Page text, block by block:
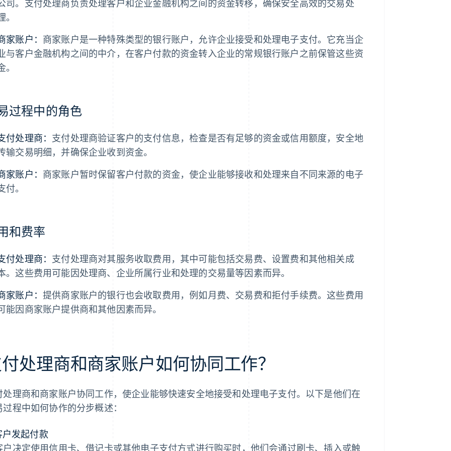
司。支付处理商负责处理客户和企业金融机构之间的资金转移，确保安全高效的交易处
。
家账户： 商家账户是一种特殊类型的银行账户，允许企业接受和处理电子支付。它充当企
与客户金融机构之间的中介，在客户付款的资金转入企业的常规银行账户之前保管这些资
。
过程中的角色
付处理商： 支付处理商验证客户的支付信息，检查是否有足够的资金或信用额度，安全地
输交易明细，并确保企业收到资金。
家账户： 商家账户暂时保留客户付款的资金，使企业能够接收和处理来自不同来源的电子
付。
和费率
付处理商： 支付处理商对其服务收取费用，其中可能包括交易费、设置费和其他相关成
。这些费用可能因处理商、企业所属行业和处理的交易量等因素而异。
家账户： 提供商家账户的银行也会收取费用，例如月费、交易费和拒付手续费。这些费用
能因商家账户提供商和其他因素而异。
处理商和商家账户如何协同工作？
处理商和商家账户协同工作，使企业能够快速安全地接受和处理电子支付。以下是他们在
过程中如何协作的分步概述：
户发起付款
户决定使用信用卡、借记卡或其他电子支付方式进行购买时，他们会通过刷卡、插入或触